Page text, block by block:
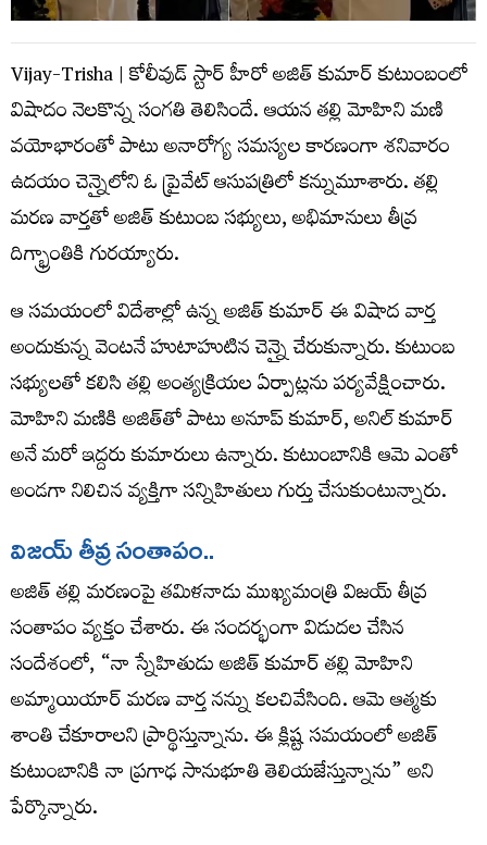
Vijay-Trisha | కోలీవుడ్ స్టార్ హీరో అజిత్ కుమార్ కుటుంబంలో
విషాదం నెలకొన్న సంగతి తెలిసిందే. ఆయన తల్లి మోహిని మణి
వయోభారంతో పాటు అనారోగ్య సమస్యల కారణంగా శనివారం
ఉదయం చెన్నైలోని ఓ ప్రైవేట్ ఆసుపత్రిలో కన్నుమూశారు. తల్లి
మరణ వార్తతో అజిత్ కుటుంబ సభ్యులు, అభిమానులు తీవ్ర
దిగ్భ్రాంతికి గురయ్యారు.
ఆ సమయంలో విదేశాల్లో ఉన్న అజిత్ కుమార్ ఈ విషాద వార్త
అందుకున్న వెంటనే హుటాహుటిన చెన్నై చేరుకున్నారు. కుటుంబ
సభ్యులతో కలిసి తల్లి అంత్యక్రియల ఏర్పాట్లను పర్యవేక్షించారు.
మోహిని మణికి అజిత్‌తో పాటు అనూప్ కుమార్, అనిల్ కుమార్
అనే మరో ఇద్దరు కుమారులు ఉన్నారు. కుటుంబానికి ఆమె ఎంతో
అండగా నిలిచిన వ్యక్తిగా సన్నిహితులు గుర్తు చేసుకుంటున్నారు.
విజ‌య్ తీవ్ర సంతాపం..
అజిత్ తల్లి మరణంపై తమిళనాడు ముఖ్యమంత్రి విజయ్ తీవ్ర
సంతాపం వ్యక్తం చేశారు. ఈ సందర్భంగా విడుదల చేసిన
సందేశంలో, “నా స్నేహితుడు అజిత్ కుమార్ తల్లి మోహిని
అమ్మాయియార్ మరణ వార్త నన్ను కలచివేసింది. ఆమె ఆత్మకు
శాంతి చేకూరాలని ప్రార్థిస్తున్నాను. ఈ క్లిష్ట సమయంలో అజిత్
కుటుంబానికి నా ప్రగాఢ సానుభూతి తెలియజేస్తున్నాను” అని
పేర్కొన్నారు.